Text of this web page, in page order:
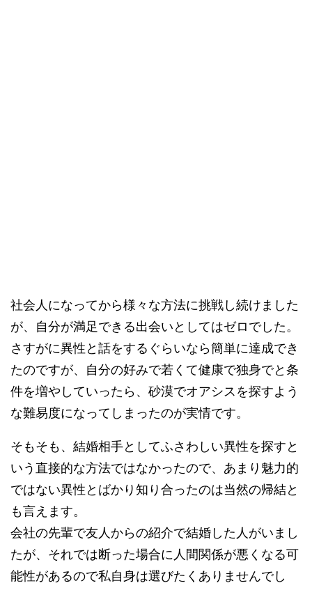
社会人になってから様々な方法に挑戦し続けました
が、自分が満足できる出会いとしてはゼロでした。
さすがに異性と話をするぐらいなら簡単に達成でき
たのですが、自分の好みで若くて健康で独身でと条
件を増やしていったら、砂漠でオアシスを探すよう
な難易度になってしまったのが実情です。
そもそも、結婚相手としてふさわしい異性を探すと
いう直接的な方法ではなかったので、あまり魅力的
ではない異性とばかり知り合ったのは当然の帰結と
も言えます。
会社の先輩で友人からの紹介で結婚した人がいまし
たが、それでは断った場合に人間関係が悪くなる可
能性があるので私自身は選びたくありませんでし